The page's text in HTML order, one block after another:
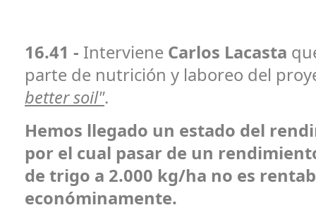
16.41 - Interviene Carlos Lacasta
parte de nutrición y laboreo del
better soil".
Hemos llegado un estado del
por el cual pasar de un
de trigo a 2.000 kg/ha no es
económinamente.